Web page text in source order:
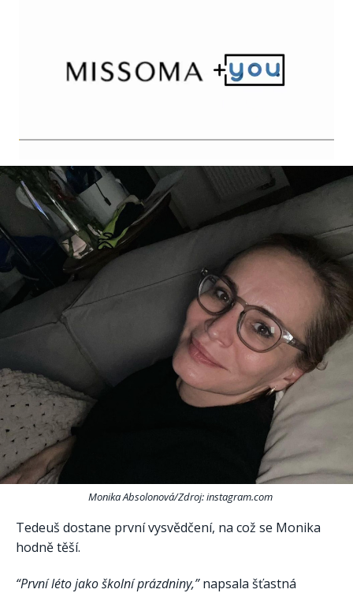
Monika Absolonová/Zdroj: instagram.com
Tedeuš dostane první vysvědčení, na což se Monika
hodně těší.
“První léto jako školní prázdniny,”napsala šťastná